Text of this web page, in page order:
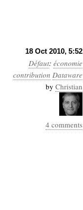
18 Oct 2010, 5:52
Défaut: économie
contribution Dataware
by Christian
4 comments